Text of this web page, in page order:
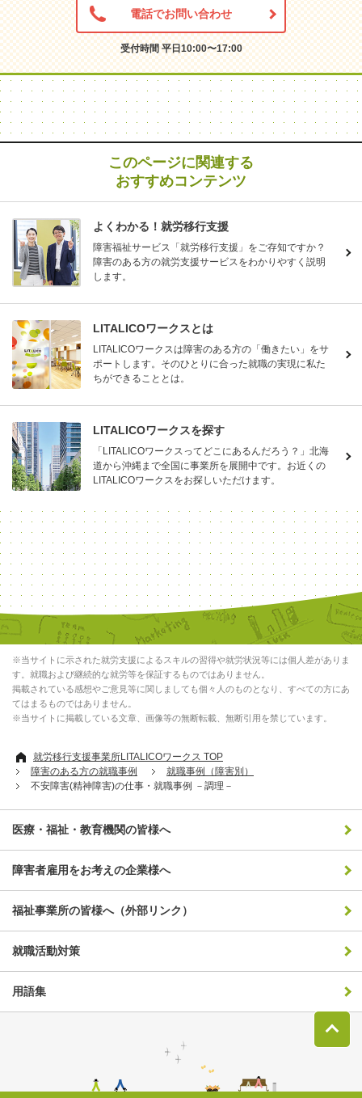
電話でお問い合わせ
受付時間 平日10:00〜17:00
このページに関連する
おすすめコンテンツ
よくわかる！就労移行支援
障害福祉サービス「就労移行支援」をご存知ですか？
障害のある方の就労支援サービスをわかりやすく説明
します。
LITALICOワークスとは
LITALICOワークスは障害のある方の「働きたい」をサ
ポートします。そのひとりに合った就職の実現に私た
ちができることとは。
LITALICOワークスを探す
「LITALICOワークスってどこにあるんだろう？」北海
道から沖縄まで全国に事業所を展開中です。お近くの
LITALICOワークスをお探しいただけます。
※当サイトに示された就労支援によるスキルの習得や就労状況等には個人差がありま
す。就職および継続的な就労等を保証するものではありません。
掲載されている感想やご意見等に関しましても個々人のものとなり、すべての方にあ
てはまるものではありません。
※当サイトに掲載している文章、画像等の無断転載、無断引用を禁じています。
就労移行支援事業所LITALICOワークス TOP
障害のある方の就職事例
就職事例（障害別）
不安障害(精神障害)の仕事・就職事例 －調理－
医療・福祉・教育機関の皆様へ
障害者雇用をお考えの企業様へ
福祉事業所の皆様へ（外部リンク）
就職活動対策
用語集